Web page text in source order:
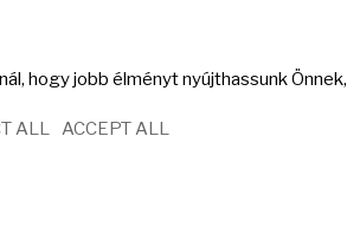
hogy jobb élményt nyújthassunk
ALL ACCEPT ALL